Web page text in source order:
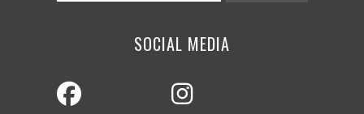
SOCIAL MEDIA